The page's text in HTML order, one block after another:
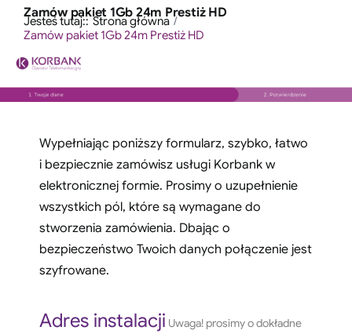
treści
PrzejdźZamów pakiet 1Gb 24m Prestiż HD
Jesteś tutaj:: Strona główna
Zamów pakiet 1Gb 24m Prestiż HD
Wypełniając poniższy formularz, szybko, łatwo
i bezpiecznie zamówisz usługi Korbank w
elektronicznej formie. Prosimy o uzupełnienie
wszystkich pól, które są wymagane do
stworzenia zamówienia. Dbając o
bezpieczeństwo Twoich danych połączenie jest
szyfrowane.
Adres instalacji Uwaga! prosimy o dokładne